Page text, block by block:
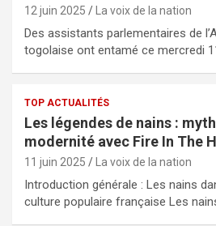
12 juin 2025 La voix de la nation
Des assistants parlementaires de
togolaise ont entamé ce mercredi
TOP ACTUALITÉS
Les légendes de nains :
modernité avec Fire In The
11 juin 2025 La voix de la nation
Introduction générale : Les nains
culture populaire française Les